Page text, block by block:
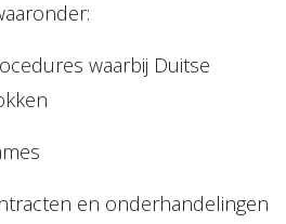
waarbij Duitse
en onderhandelingen